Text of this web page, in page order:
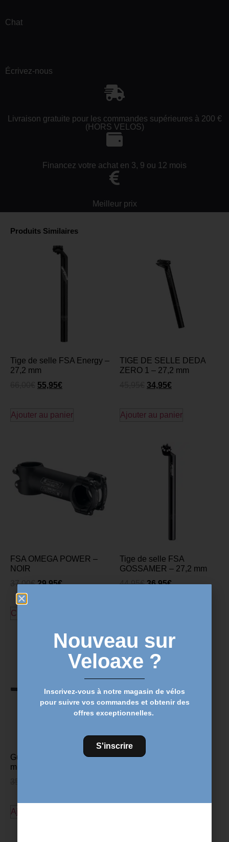
Chat
Écrivez-nous
Livraison gratuite pour les commandes supérieures à 200 €
(HORS VELOS)
Financez votre achat en 3, 9 ou 12 mois
Meilleur prix
Produits Similaires
Tige de selle FSA Energy –
27,2 mm
55,95€
Ajouter au panier
TIGE DE SELLE DEDA
ZERO 1 – 27,2 mm
34,95€
Ajouter au panier
FSA OMEGA POWER –
NOIR
37,00€ 29,95€
Choix des options
Tige de selle FSA
GOSSAMER – 27,2 mm
44,95€ 36,95€
Guidon FSA COMET – 740
mm
Ajouter au panier
Nouveau sur
Veloaxe ?
Inscrivez-vous à notre magasin de vélos
pour suivre vos commandes et obtenir des
offres exceptionnelles.
S'inscrire